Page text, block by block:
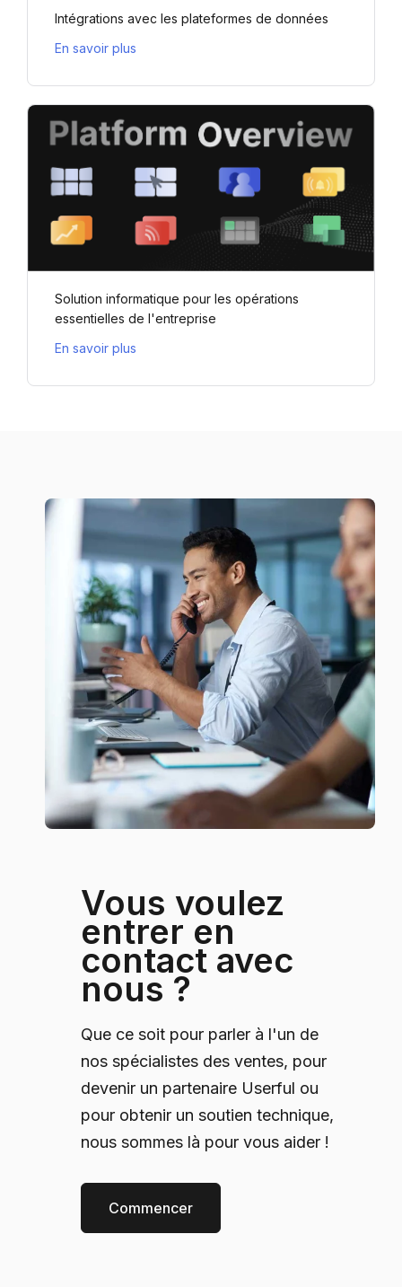
Intégrations avec les plateformes de données
En savoir plus
Solution informatique pour les opérations
essentielles de l'entreprise
En savoir plus
Vous voulez
entrer en
contact avec
nous ?
Que ce soit pour parler à l'un de
nos spécialistes des ventes, pour
devenir un partenaire Userful ou
pour obtenir un soutien technique,
nous sommes là pour vous aider !
Commencer